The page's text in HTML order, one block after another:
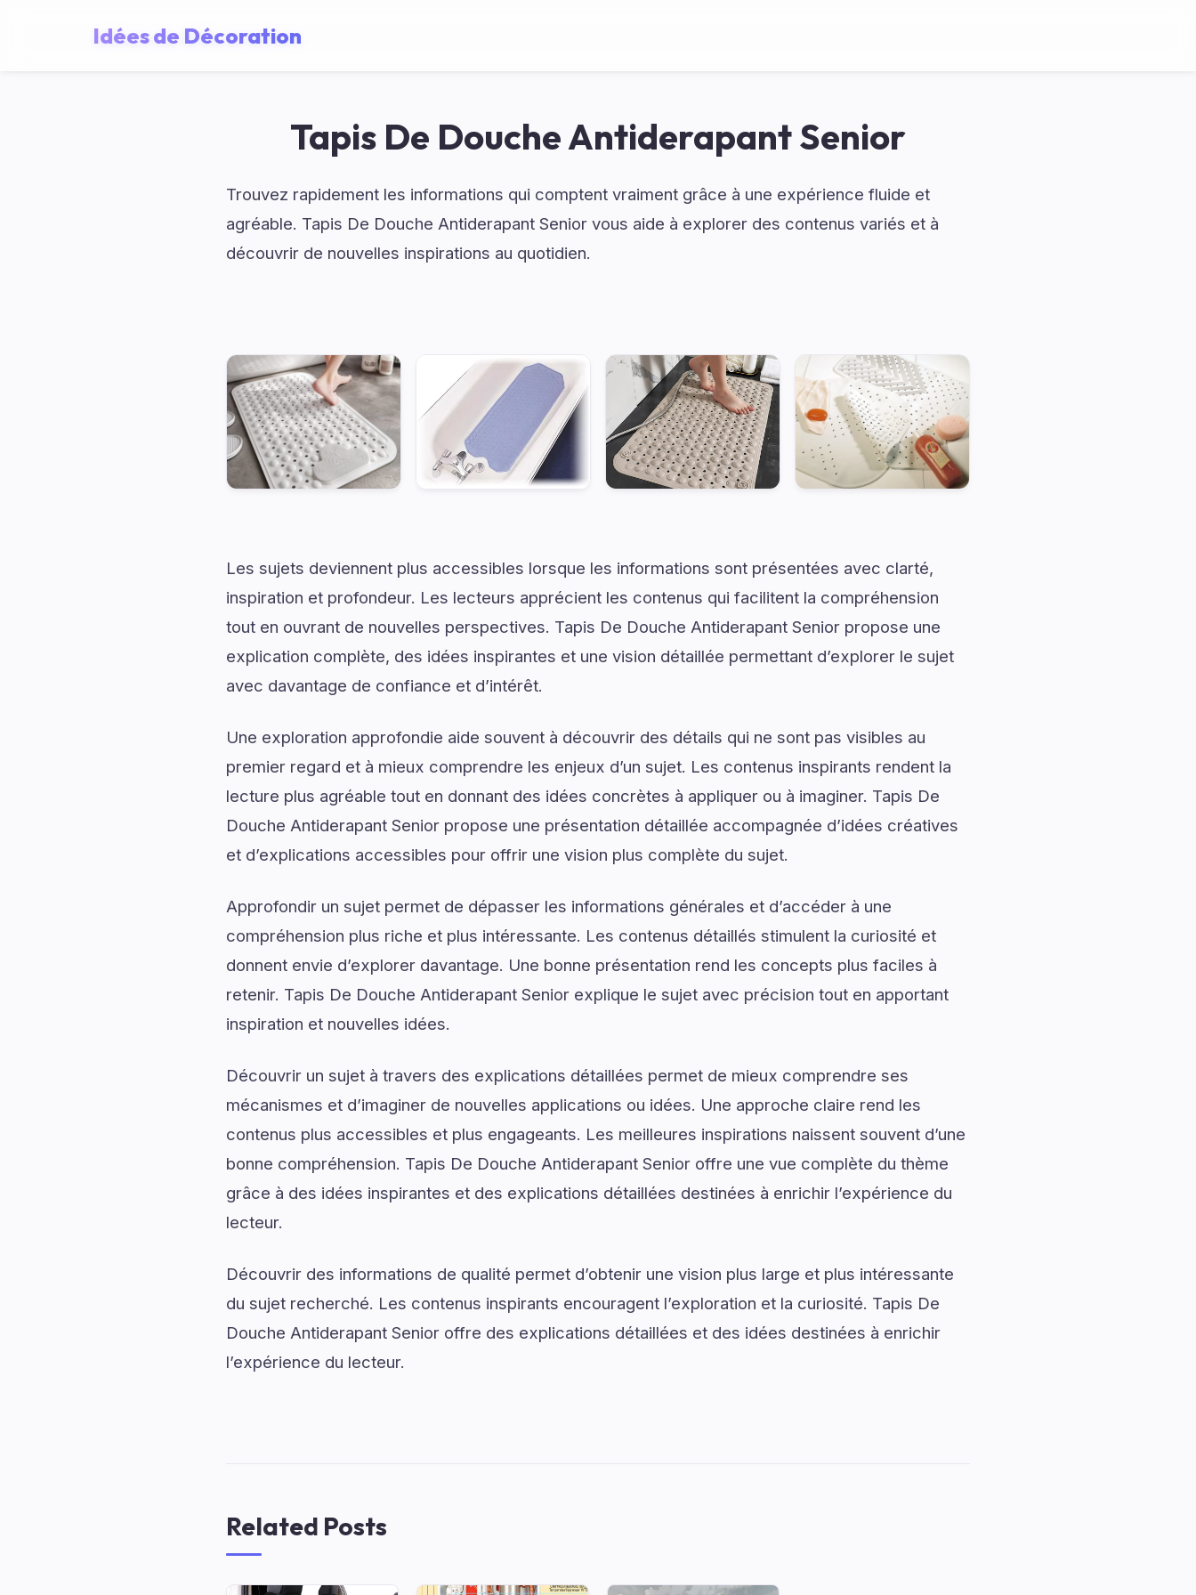
Idées de Décoration
Tapis De Douche Antiderapant Senior
Trouvez rapidement les informations qui comptent vraiment grâce à une expérience fluide et
agréable. Tapis De Douche Antiderapant Senior vous aide à explorer des contenus variés et à
découvrir de nouvelles inspirations au quotidien.
Les sujets deviennent plus accessibles lorsque les informations sont présentées avec clarté,
inspiration et profondeur. Les lecteurs apprécient les contenus qui facilitent la compréhension
tout en ouvrant de nouvelles perspectives. Tapis De Douche Antiderapant Senior propose une
explication complète, des idées inspirantes et une vision détaillée permettant d’explorer le sujet
avec davantage de confiance et d’intérêt.
Une exploration approfondie aide souvent à découvrir des détails qui ne sont pas visibles au
premier regard et à mieux comprendre les enjeux d’un sujet. Les contenus inspirants rendent la
lecture plus agréable tout en donnant des idées concrètes à appliquer ou à imaginer. Tapis De
Douche Antiderapant Senior propose une présentation détaillée accompagnée d’idées créatives
et d’explications accessibles pour offrir une vision plus complète du sujet.
Approfondir un sujet permet de dépasser les informations générales et d’accéder à une
compréhension plus riche et plus intéressante. Les contenus détaillés stimulent la curiosité et
donnent envie d’explorer davantage. Une bonne présentation rend les concepts plus faciles à
retenir. Tapis De Douche Antiderapant Senior explique le sujet avec précision tout en apportant
inspiration et nouvelles idées.
Découvrir un sujet à travers des explications détaillées permet de mieux comprendre ses
mécanismes et d’imaginer de nouvelles applications ou idées. Une approche claire rend les
contenus plus accessibles et plus engageants. Les meilleures inspirations naissent souvent d’une
bonne compréhension. Tapis De Douche Antiderapant Senior offre une vue complète du thème
grâce à des idées inspirantes et des explications détaillées destinées à enrichir l’expérience du
lecteur.
Découvrir des informations de qualité permet d’obtenir une vision plus large et plus intéressante
du sujet recherché. Les contenus inspirants encouragent l’exploration et la curiosité. Tapis De
Douche Antiderapant Senior offre des explications détaillées et des idées destinées à enrichir
l’expérience du lecteur.
Related Posts